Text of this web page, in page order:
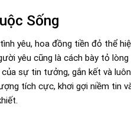
Sống
yêu, hoa đồng tiền đỏ thể
yêu cũng là cách bày tỏ
sự tin tưởng, gắn kết và
tích cực, khơi gợi niềm tin